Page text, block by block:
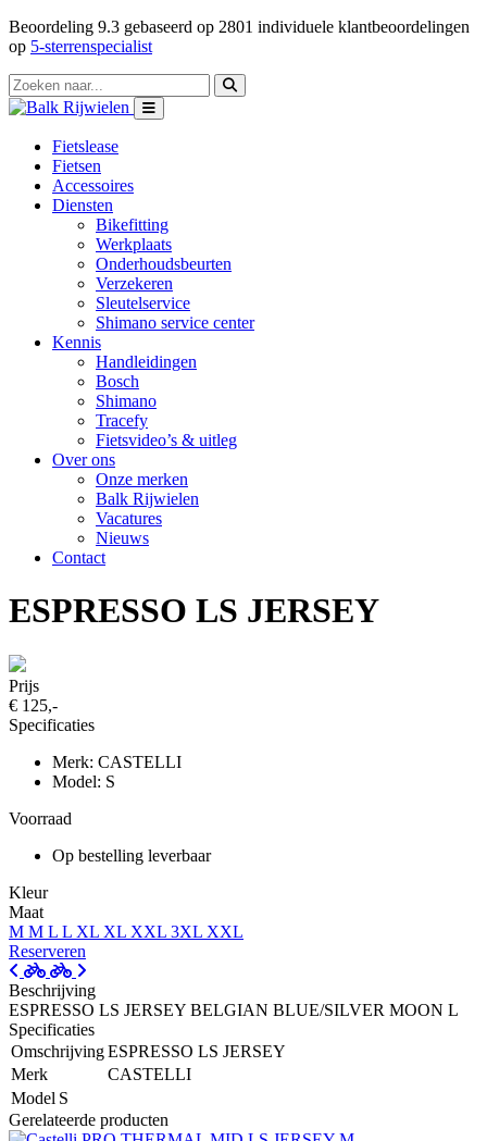
Beoordeling 9.3 gebaseerd op 2801 individuele klantbeoordelingen
op 5-sterrenspecialist
Fietslease
Fietsen
Accessoires
Diensten
Bikefitting
Werkplaats
Onderhoudsbeurten
Verzekeren
Sleutelservice
Shimano service center
Kennis
Handleidingen
Bosch
Shimano
Tracefy
Fietsvideo’s & uitleg
Over ons
Onze merken
Balk Rijwielen
Vacatures
Nieuws
Contact
ESPRESSO LS JERSEY
Prijs
€ 125,-
Specificaties
Merk: CASTELLI
Model: S
Voorraad
Op bestelling leverbaar
Kleur
Maat
M M L L XL XL XXL 3XL XXL
Reserveren
Beschrijving
ESPRESSO LS JERSEY BELGIAN BLUE/SILVER MOON L
Specificaties
OmschrijvingESPRESSO LS JERSEY
Merk
CASTELLI
Model S
Gerelateerde producten